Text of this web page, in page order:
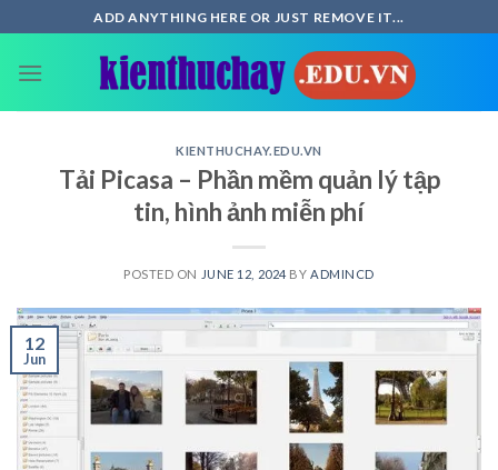
to
content
ADD ANYTHING HERE OR JUST REMOVE IT...
KIENTHUCHAY.EDU.VN
Tải Picasa – Phần mềm quản lý tập
tin, hình ảnh miễn phí
POSTED ON JUNE 12, 2024 BY ADMINCD
12
Jun